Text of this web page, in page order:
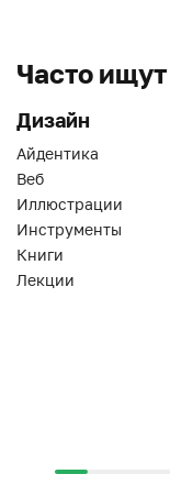
Часто ищут
Дизайн
Айдентика
Веб
Иллюстрации
Инструменты
Книги
Лекции